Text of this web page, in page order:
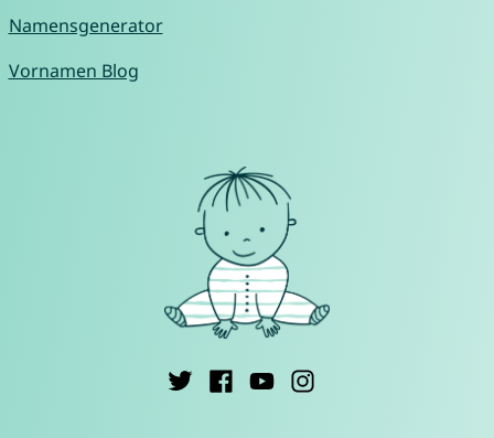
Namensgenerator
Vornamen Blog